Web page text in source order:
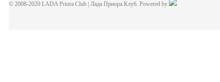
© 2008-2020 LADA Priora Club | Лада Приора Клуб. Powered by